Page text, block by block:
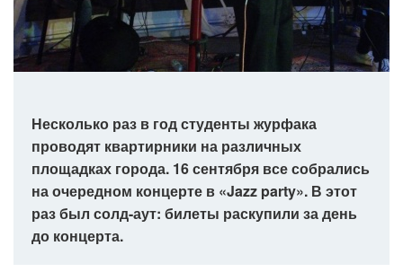
Несколько раз в год студенты журфака
проводят квартирники на различных
площадках города. 16 сентября все собрались
на очередном концерте в «Jazz party». В этот
раз был солд-аут: билеты раскупили за день
до концерта.